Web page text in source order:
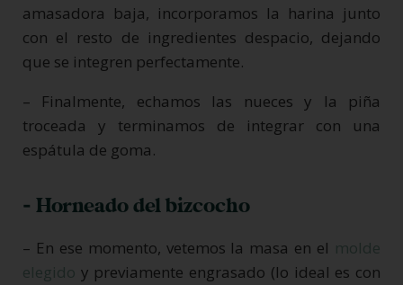
amasadora baja, incorporamos la harina junto
con el resto de ingredientes despacio, dejando
que se integren perfectamente.
– Finalmente, echamos las nueces y la piña
troceada y terminamos de integrar con una
espátula de goma.
- Horneado del bizcocho
– En ese momento, vetemos la masa en el molde
elegido y previamente engrasado (lo ideal es con